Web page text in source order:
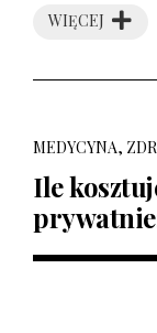
WIĘCEJ
MEDYCYNA,
Ile